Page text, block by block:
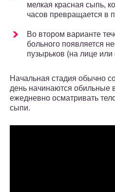
мелкая красная сыпь,
часов превращается в
Во втором варианте
больного появляется
пузырьков (на лице или
Начальная стадия обычно
день начинаются
ежедневно осматривать
сыпи.